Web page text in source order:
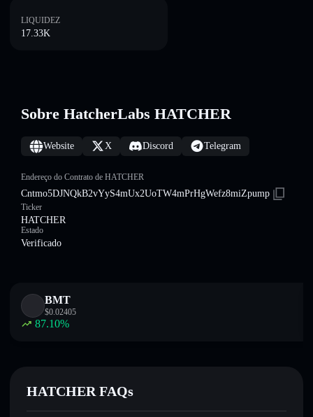
LIQUIDEZ
17.33K
Sobre HatcherLabs HATCHER
Website X Discord Telegram
Endereço do Contrato de HATCHER
Cntmo5DJNQkB2vYyS4mUx2UoTW4mPrHgWefz8miZpump
Ticker
HATCHER
Estado
Verificado
BMT
$0.02405
87.10%
HATCHER FAQs